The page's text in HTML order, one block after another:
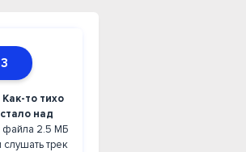
то тихо
над
файла 2.5 МБ
трек